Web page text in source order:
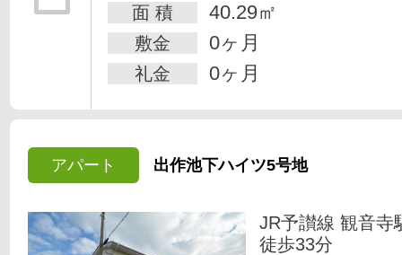
面 積 40.29㎡
敷金 0ヶ月
礼金 0ヶ月
アパート 出作池下ハイツ5号地
JR予讃線 観音寺
徒歩33分